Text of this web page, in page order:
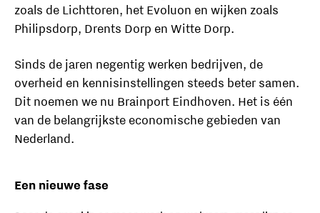
zoals de Lichttoren, het Evoluon en wijken zoals
Philipsdorp, Drents Dorp en Witte Dorp.
Sinds de jaren negentig werken bedrijven, de
overheid en kennisinstellingen steeds beter samen.
Dit noemen we nu Brainport Eindhoven. Het is één
van de belangrijkste economische gebieden van
Nederland.
Een nieuwe fase